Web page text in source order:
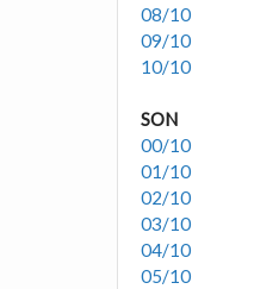
08/10
09/10
10/10
SON
00/10
01/10
02/10
03/10
04/10
05/10